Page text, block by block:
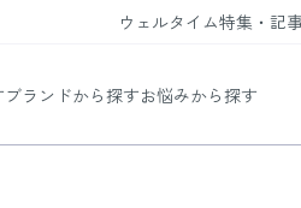
ウェルタイム
ビューティータイム
ヘルスケアタイム
特集・記
WELMAG
メンバ
LINEお
ブランドから探すお悩みから探す